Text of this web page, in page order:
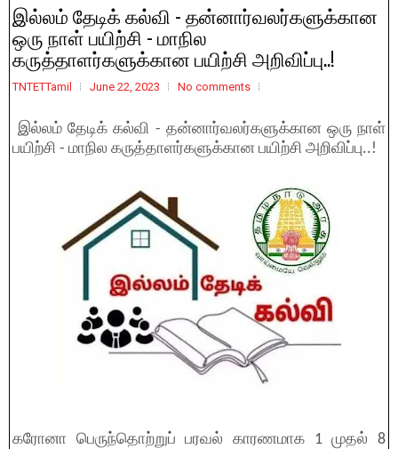
இல்லம் தேடிக் கல்வி - தன்னார்வலர்களுக்கான
ஒரு நாள் பயிற்சி - மாநில
கருத்தாளர்களுக்கான பயிற்சி அறிவிப்பு..!
TNTETTamil June 22, 2023 No comments
இல்லம் தேடிக் கல்வி - தன்னார்வலர்களுக்கான ஒரு நாள்
பயிற்சி - மாநில கருத்தாளர்களுக்கான பயிற்சி அறிவிப்பு..!
கரோனா பெருந்தொற்றுப் பரவல் காரணமாக 1 முதல் 8